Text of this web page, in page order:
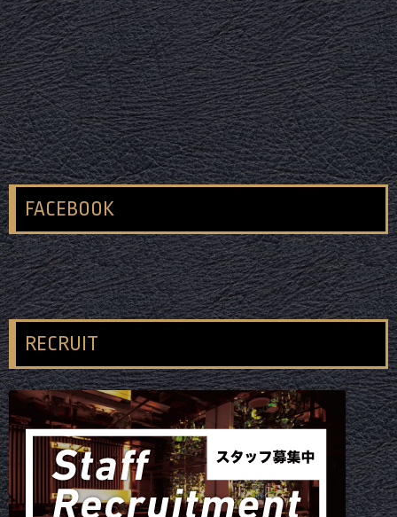
FACEBOOK
RECRUIT